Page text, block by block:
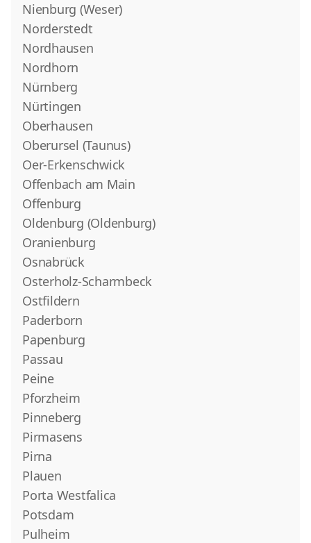
Nienburg (Weser)
Norderstedt
Nordhausen
Nordhorn
Nürnberg
Nürtingen
Oberhausen
Oberursel (Taunus)
Oer-Erkenschwick
Offenbach am Main
Offenburg
Oldenburg (Oldenburg)
Oranienburg
Osnabrück
Osterholz-Scharmbeck
Ostfildern
Paderborn
Papenburg
Passau
Peine
Pforzheim
Pinneberg
Pirmasens
Pirna
Plauen
Porta Westfalica
Potsdam
Pulheim